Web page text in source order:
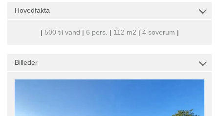
Hovedfakta
| 500 til vand | 6 pers. | 112 m2 | 4 soverum |
Billeder